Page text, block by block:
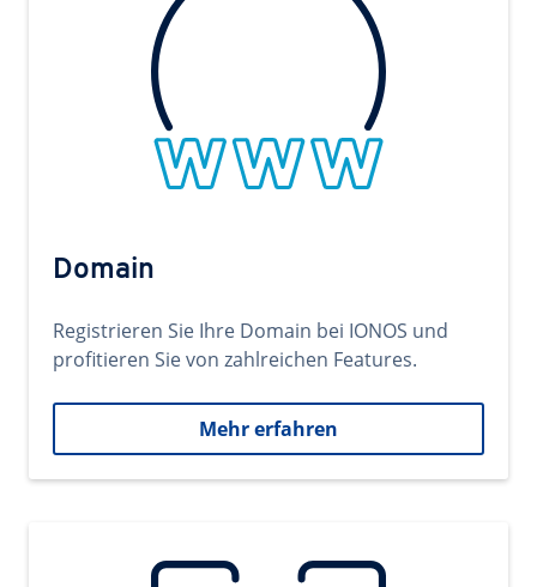
Domain
Registrieren Sie Ihre Domain bei IONOS und
profitieren Sie von zahlreichen Features.
Mehr erfahren